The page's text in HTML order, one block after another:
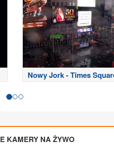
Nowy Jork - Times
KAMERY NA ŻYWO